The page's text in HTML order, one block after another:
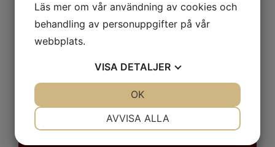
Läs mer om vår användning av cookies och
behandling av personuppgifter på vår
webbplats.
VISA DETALJER
AVVISA ALLA
OK